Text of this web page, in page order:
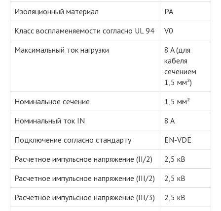
Изоляционный материал
PA
Класс воспламеняемости согласно UL 94
V0
Максимальный ток нагрузки
8 A (для
кабеля
сечением
1,5 мм²)
Номинальное сечение
1,5 мм²
Номинальный ток IN
8 A
Подключение согласно стандарту
EN-VDE
Расчетное импульсное напряжение (II/2)
2,5 кВ
Расчетное импульсное напряжение (III/2)
2,5 кВ
Расчетное импульсное напряжение (III/3)
2,5 кВ